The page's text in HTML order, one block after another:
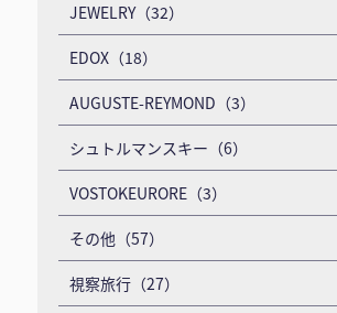
JEWELRY（32）
EDOX（18）
AUGUSTE-REYMOND（3）
シュトルマンスキー（6）
VOSTOKEURORE（3）
その他（57）
視察旅行（27）